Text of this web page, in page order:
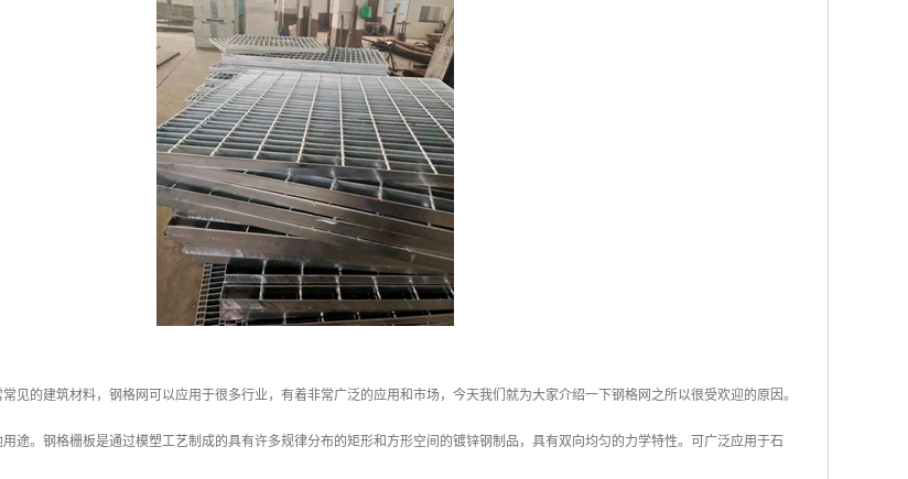
见的建筑材料，钢格网可以应用于很多行业，有着非常广泛的应用和市场，今天我们就为大家介绍一下钢格网之所以很受欢迎的原因。
途。钢格栅板是通过模塑工艺制成的具有许多规律分布的矩形和方形空间的镀锌钢制品，具有双向均匀的力学特性。可广泛应用于石